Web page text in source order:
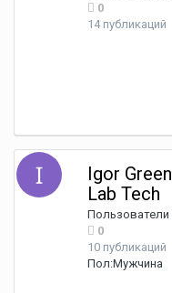
0
14 публикаций
Igor Green
Lab Tech
Пользователи
0
10 публикаций
Пол:Мужчина